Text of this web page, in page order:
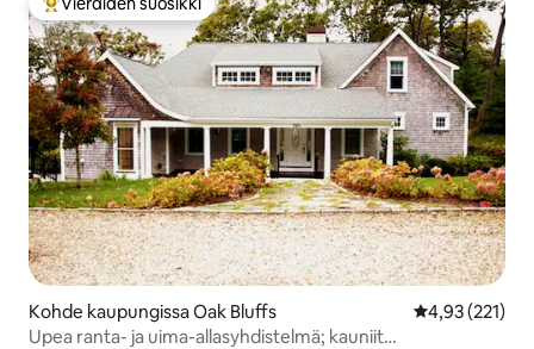
Vieraiden suosikkien parhaimmistoa
Kohde kaupungissa Oak Bluffs
4,93 (221)
Upea ranta- ja uima-allasyhdistelmä; kauniit